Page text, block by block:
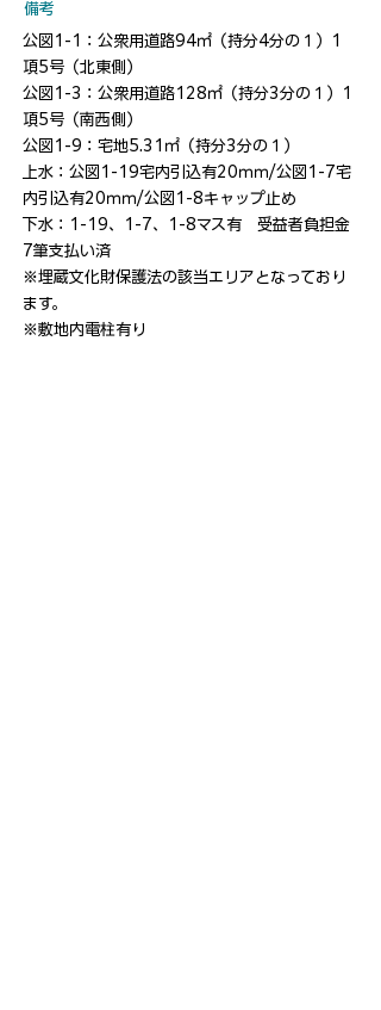
​備考
公図1-1：公衆用道路94㎡（持分4分の１）1
項5号（北東側）
公図1-3：公衆用道路128㎡（持分3分の１）1
項5号（南西側）
公図1-9：宅地5.31㎡（持分3分の１）
上水：公図1-19宅内引込有20ｍｍ/公図1-7宅
内引込有20ｍｍ/公図1-8キャップ止め
下水：1-19、1-7、1-8マス有 受益者負担金
7筆支払い済
※埋蔵文化財保護法の該当エリアとなっており
ます。
※敷地内電柱有り